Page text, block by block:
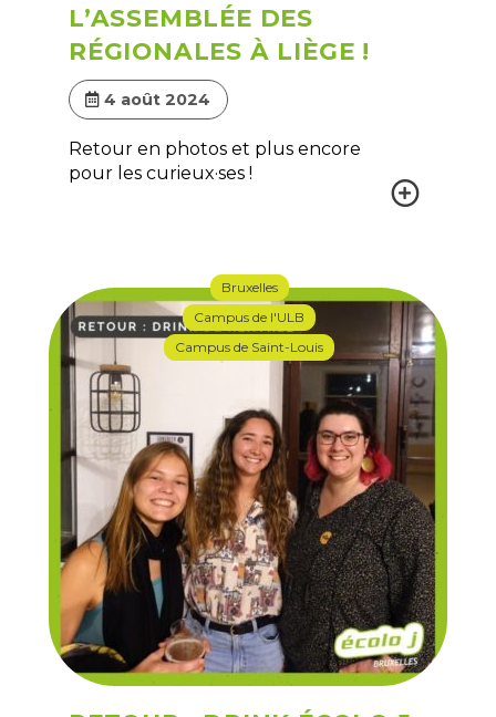
L’ASSEMBLÉE DES
RÉGIONALES À LIÈGE !
4 août 2024
Retour en photos et plus encore
pour les curieux·ses !
Bruxelles
Campus de l'ULB
Campus de Saint-Louis